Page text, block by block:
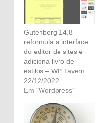
Gutenberg 14.8
reformula a interface
do editor de sites e
adiciona livro de
estilos – WP Tavern
22/12/2022
Em "Wordpress"